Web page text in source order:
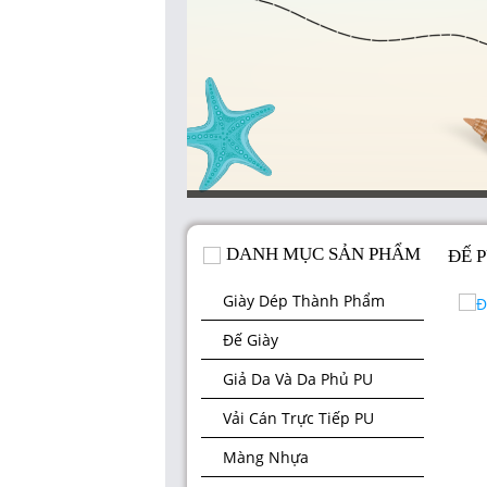
DANH MỤC SẢN PHẨM
Giày Dép Thành Phẩm
Đế Giày
Giả Da Và Da Phủ PU
Vải Cán Trực Tiếp PU
Màng Nhựa
ĐẾ